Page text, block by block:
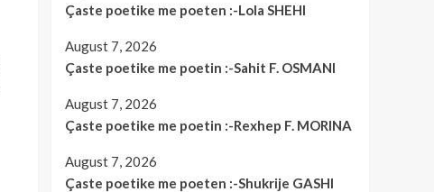
Çaste poetike me poeten :-Lola SHEHI
August 7, 2026
Çaste poetike me poetin :-Sahit F. OSMANI
August 7, 2026
Çaste poetike me poetin :-Rexhep F. MORINA
August 7, 2026
Çaste poetike me poeten :-Shukrije GASHI